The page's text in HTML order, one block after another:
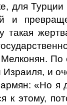
для Турции
и
такая
По
и
армян: «Но
к этому,